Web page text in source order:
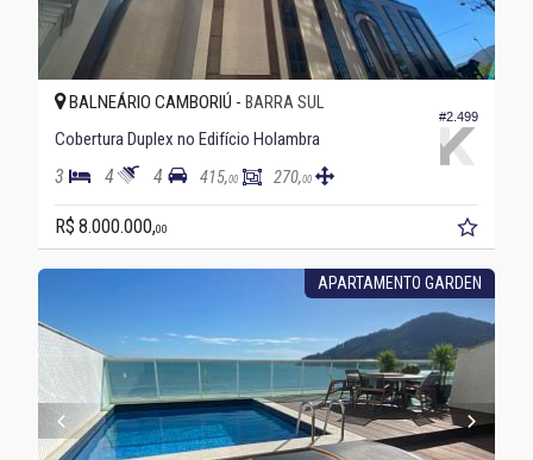
#2.499
BALNEÁRIO CAMBORIÚ - BARRA SUL
Cobertura Duplex no Edifício Holambra
3 4 4 415,00 270,00
R$ 8.000.000,00
APARTAMENTO GARDEN